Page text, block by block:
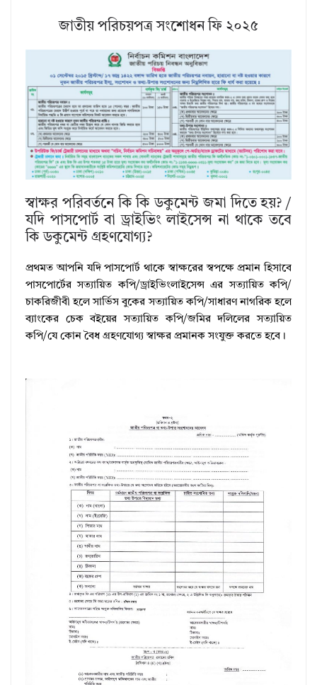
জাতীয় পরিচয়পত্র সংশোধন ফি ২০২৫
স্বাক্ষর পরিবর্তনে কি কি ডকুমেন্ট জমা দিতে হয়? /
যদি পাসপোর্ট বা ড্রাইভিং লাইসেন্স না থাকে তবে
কি ডকুমেন্ট গ্রহণযোগ্য?
প্রথমত আপনি যদি পাসপোর্ট থাকে স্বাক্ষরের স্বপক্ষে প্রমান হিসাবে
পাসপোর্টের সত্যায়িত কপি/ড্রাইভিংলাইসেন্স এর সত্যায়িত কপি/
চাকরিজীবী হলে সার্ভিস বুকের সত্যায়িত কপি/সাধারণ নাগরিক হলে
ব্যাংকের চেক বইয়ের সত্যায়িত কপি/জমির দলিলের সত্যায়িত
কপি/যে কোন বৈধ গ্রহণযোগ্য স্বাক্ষর প্রমানক সংযুক্ত করতে হবে।